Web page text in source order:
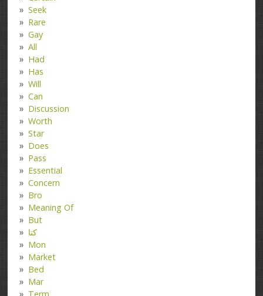
Seek
Rare
Gay
All
Had
Has
Will
Can
Discussion
Worth
Star
Does
Pass
Essential
Concern
Bro
Meaning Of
But
کتا
Mon
Market
Bed
Mar